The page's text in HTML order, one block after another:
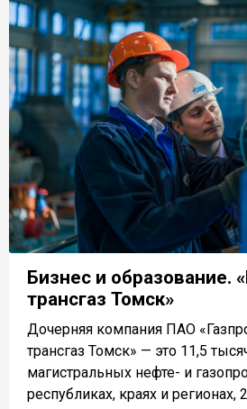
Бизнес и образование.
трансгаз Томск»
Дочерняя компания ПАО
трансгаз Томск» — это 11,5
магистральных нефте- и
республиках, краях и регионах,